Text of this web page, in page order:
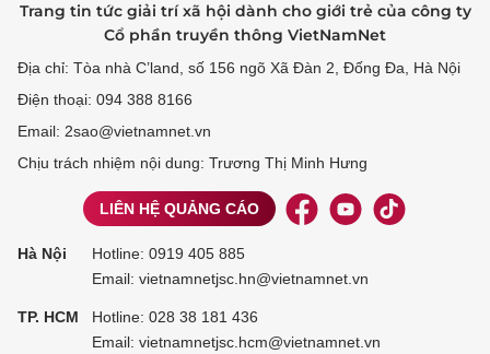
Trang tin tức giải trí xã hội dành cho giới trẻ của công ty
Cổ phần truyền thông VietNamNet
Địa chỉ: Tòa nhà C’land, số 156 ngõ Xã Đàn 2, Đống Đa, Hà Nội
Điện thoại: 094 388 8166
Email: 2sao@vietnamnet.vn
Chịu trách nhiệm nội dung: Trương Thị Minh Hưng
LIÊN HỆ QUẢNG CÁO
Hà Nội Hotline: 0919 405 885
Email: vietnamnetjsc.hn@vietnamnet.vn
TP. HCM Hotline: 028 38 181 436
Email: vietnamnetjsc.hcm@vietnamnet.vn